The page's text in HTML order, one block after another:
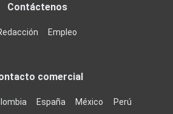
Contáctenos
Empleo
comercial
España México Perú